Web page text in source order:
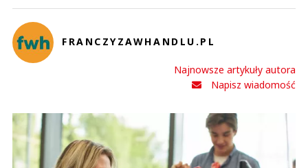
FRANCZYZAWHANDLU.PL
Najnowsze artykuły autora
Napisz wiadomość